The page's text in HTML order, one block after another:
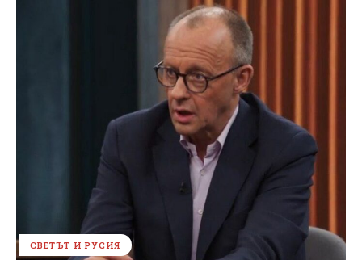
СВЕТЪТ И РУСИЯ